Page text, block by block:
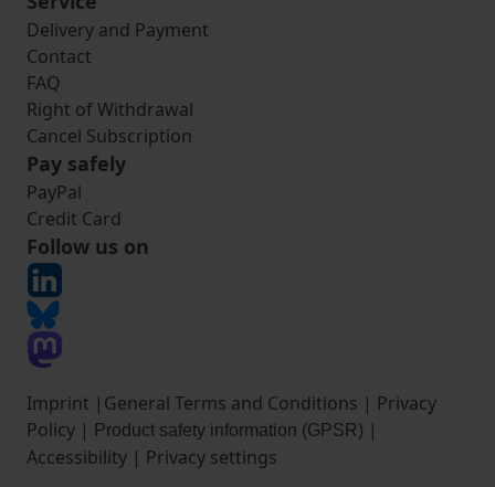
Delivery and Payment
Contact
FAQ
Right of Withdrawal
Cancel Subscription
Pay safely
PayPal
Credit Card
Follow us on
Imprint | General Terms and Conditions | Privacy
Policy | Product safety information (GPSR) |
Accessibility | Privacy settings